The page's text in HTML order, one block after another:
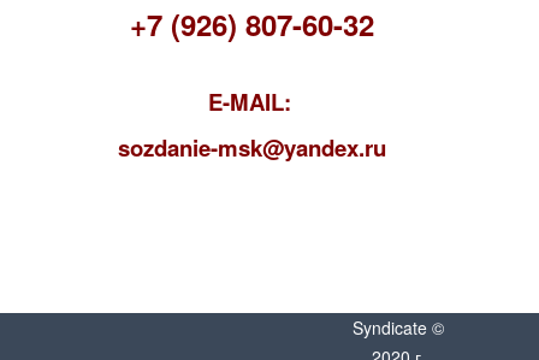
+7 (926) 807-60-32
E-MAIL:
sozdanie-msk@yandex.ru
Syndicate ©